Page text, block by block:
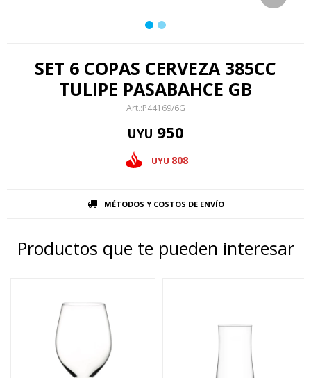
SET 6 COPAS CERVEZA 385CC
TULIPE PASABAHCE GB
P44169/6G
UYU 950
UYU 808
MÉTODOS Y COSTOS DE ENVÍO
Productos que te pueden interesar